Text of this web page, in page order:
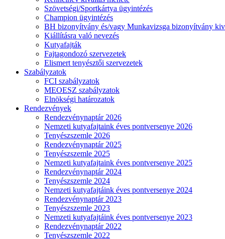
Szövetségi/Sportkártya ügyintézés
Champion ügyintézés
BH bizonyítvány és/vagy Munkavizsga bizonyítvány
Kiállításra való nevezés
Kutyafajták
Fajtagondozó szervezetek
Elismert tenyésztői szervezetek
Szabályzatok
FCI szabályzatok
MEOESZ szabályzatok
Elnökségi határozatok
Rendezvények
Rendezvénynaptár 2026
Nemzeti kutyafajtaink éves pontversenye 2026
Tenyészszemle 2026
Rendezvénynaptár 2025
Tenyészszemle 2025
Nemzeti kutyafajtaink éves pontversenye 2025
Rendezvénynaptár 2024
Tenyészszemle 2024
Nemzeti kutyafajtáink éves pontversenye 2024
Rendezvénynaptár 2023
Tenyészszemle 2023
Nemzeti kutyafajtáink éves pontversenye 2023
Rendezvénynaptár 2022
Tenyészszemle 2022